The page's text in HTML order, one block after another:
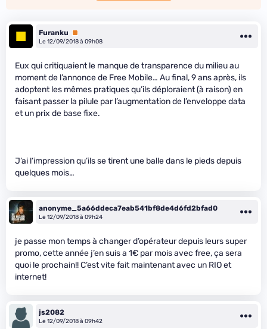
Furanku
Premium
Le 12/09/2018 à 09h08
Eux qui critiquaient le manque de transparence du milieu au
moment de l’annonce de Free Mobile… Au final, 9 ans après, ils
adoptent les mêmes pratiques qu’ils déploraient (à raison) en
faisant passer la pilule par l’augmentation de l’enveloppe data
et un prix de base fixe.
J’ai l’impression qu’ils se tirent une balle dans le pieds depuis
quelques mois…
anonyme_5a66ddeca7eab541bf8de4d6fd2bfad0
Le 12/09/2018 à 09h24
je passe mon temps à changer d’opérateur depuis leurs super
promo, cette année j’en suis a 1€ par mois avec free, ça sera
quoi le prochain!! C’est vite fait maintenant avec un RIO et
internet!
js2082
Le 12/09/2018 à 09h42